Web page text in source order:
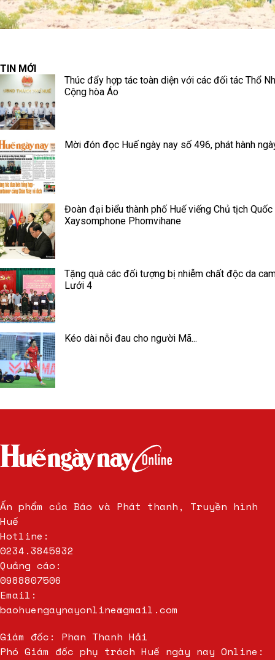
TIN MỚI
Thúc đẩy hợp tác toàn diện với các đối tác Thổ
Cộng hòa Áo
Mời đón đọc Huế ngày nay số 496, phát hành
Đoàn đại biểu thành phố Huế viếng Chủ tịch
Xaysomphone Phomvihane
Tặng quà các đối tượng bị nhiễm chất độc da
Lưới 4
Kéo dài nỗi đau cho người Mã...
Ấn phẩm của Báo và Phát thanh, Truyền hình
Huế
Hotline:
0234.3845932
Quảng cáo:
0988807506
Email:
baohuengaynayonline@gmail.com
Giám đốc: Phan Thanh Hải
Phó Giám đốc phụ trách Huế ngày nay Online: